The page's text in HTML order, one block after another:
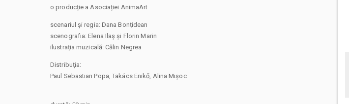
o producție a Asociației AnimaArt
scenariul și regia: Dana Bonțidean
scenografia: Elena Ilaș și Florin Marin
ilustrația muzicală: Călin Negrea
Distribuţia:
Paul Sebastian Popa, Takács Enikő, Alina Mișoc